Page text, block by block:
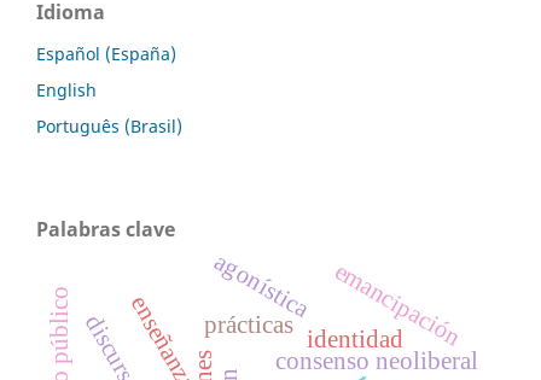
Idioma
Español (España)
English
Português (Brasil)
Palabras clave
prácticas
enseñanza consenso neoliberal
agonística
identidad
emancipación
discurso